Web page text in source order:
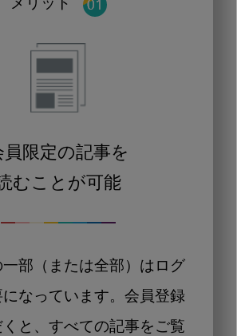
メリット
員限定の記事を
むことが可能
部（または全部）はログ
なっています。会員登録
くと、すべての記事をご覧